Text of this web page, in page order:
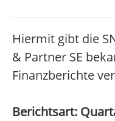
Hiermit gibt die
& Partner SE
Finanzberichte
Berichtsart: